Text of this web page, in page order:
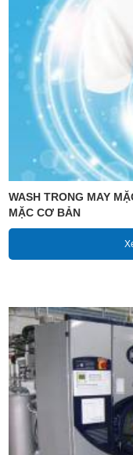
WASH TRONG MAY
MẶC CƠ BẢN